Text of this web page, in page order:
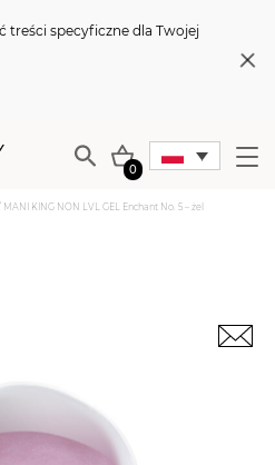
treści specyficzne dla Twojej
0
MANI KING NON LVL GEL Enchant No. 5 – żel